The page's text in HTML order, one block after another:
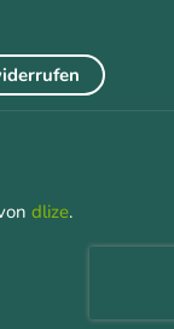
dlize.